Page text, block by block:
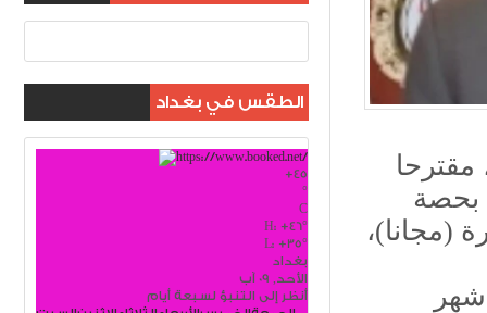
مقترحا
بحصة
(مجانا)،
الطقس في بغداد
+45
°
C
H: +46°
L: +35°
بغداد
الأحد, 09 آب
أنظر إلى التنبؤ لسبعة أيام